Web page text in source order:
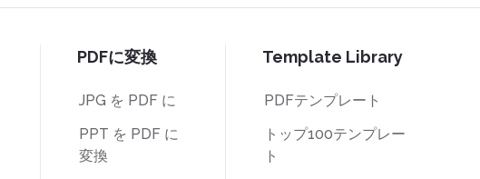
PDFに変換
JPG を PDF に
PPT を PDF に
変換
Template Library
PDFテンプレート
トップ100テンプレー
ト